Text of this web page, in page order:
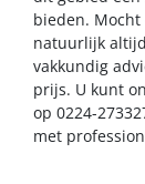
bieden.
natuurlijk
vakkundig
prijs. U kunt
op 0224-
met